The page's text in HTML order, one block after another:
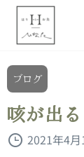
ブログ
咳が出
2021年4月